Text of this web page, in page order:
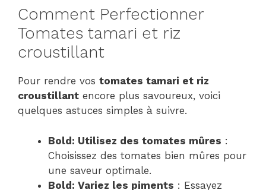
Comment Perfectionner
Tomates tamari et riz
croustillant
Pour rendre vos tomates tamari et riz
croustillant encore plus savoureux, voici
quelques astuces simples à suivre.
Bold: Utilisez des tomates mûres :
Choisissez des tomates bien mûres pour
une saveur optimale.
Bold: Variez les piments : Essayez